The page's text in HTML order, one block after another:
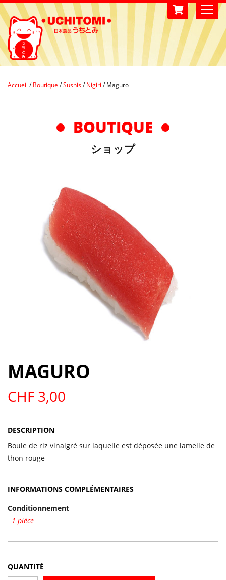
Accueil /Boutique /Sushis/Nigiri /Maguro
BOUTIQUE
ショップ
MAGURO
CHF 3,00
DESCRIPTION
Boule de riz vinaigré sur laquelle est déposée une lamelle de
thon rouge
INFORMATIONS COMPLÉMENTAIRES
Conditionnement
1 pièce
QUANTITÉ